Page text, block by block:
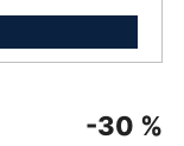
-30 %